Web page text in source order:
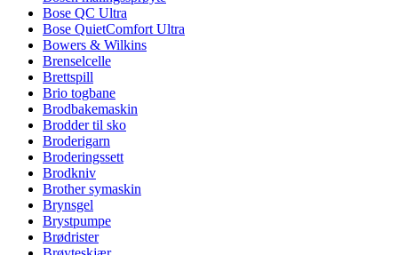
Bose QC Ultra
Bose QuietComfort Ultra
Bowers & Wilkins
Brenselcelle
Brettspill
Brio togbane
Brodbakemaskin
Brodder til sko
Broderigarn
Broderingssett
Brodkniv
Brother symaskin
Brynsgel
Brystpumpe
Brødrister